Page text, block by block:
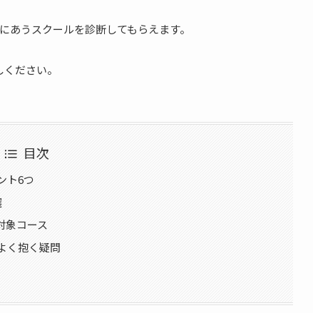
うスクールを診断してもらえます。
ださい。
目次
ト6つ
象コース
く抱く疑問